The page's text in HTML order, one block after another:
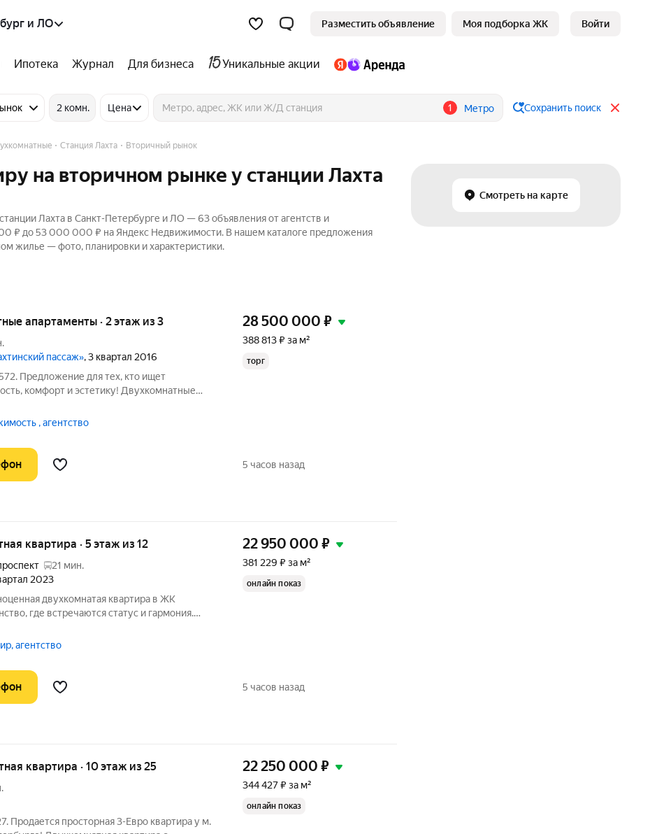
и ЛО Разместить объявление Моя подборка ЖК Войти
Ипотека Журнал Для бизнеса Уникальные акции
2 комн. Цена 1 Метро Сохранить поиск
Смотреть на карте
Станция Лахта Вторичный рынок
на вторичном рынке у станции Лахта
Лахта в Санкт-Петербурге и ЛО — 63 объявления от агентств и
₽ до 53 000 000 ₽ на Яндекс Недвижимости. В нашем каталоге предложения
жилье — фото, планировки и характеристики.
апартаменты · 2 этаж из 3
пассаж», 3 квартал 2016
Предложение для тех, кто ищет
комфорт и эстетику! Двухкомнатные
Ваша жизнь будет полностью приватна и
, агентство
28 500 000 ₽
388 813 ₽ за м²
торг
5 часов назад
квартира · 5 этаж из 12
21 мин.
2023
двухкомнатая квартира в ЖК
где встречаются статус и гармония.
выход к Юнтоловскому заказнику IT-лицей
агентство
22 950 000 ₽
381 229 ₽ за м²
онлайн показ
5 часов назад
квартира · 10 этаж из 25
Продается просторная 3-Евро квартира у м.
22 250 000 ₽
344 427 ₽ за м²
онлайн показ